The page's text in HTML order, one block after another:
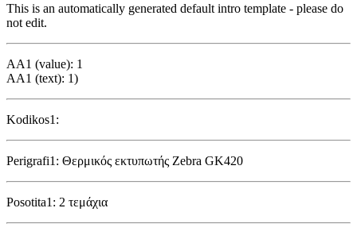
This is an automatically generated default intro template - please do
not edit.
AA1 (value): 1
AA1 (text): 1)
Kodikos1:
Perigrafi1: Θερμικός εκτυπωτής Zebra GK420
Posotita1: 2 τεμάχια